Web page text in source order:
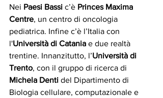
Nei Paesi Bassi c’è Princes Maxima
Centre, un centro di oncologia
pediatrica. Infine c’è l’Italia con
l'Università di Catania e due realtà
trentine. Innanzitutto, l’Università di
Trento, con il gruppo di ricerca di
Michela Denti del Dipartimento di
Biologia cellulare, computazionale e